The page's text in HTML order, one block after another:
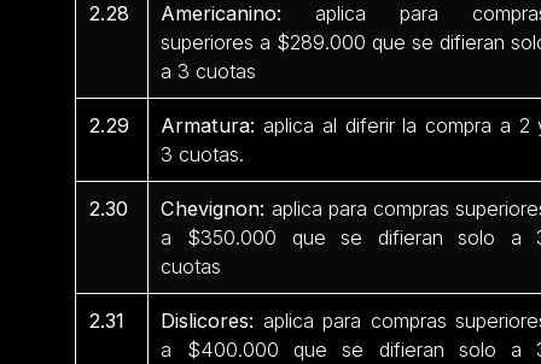
2.28 Americanino: aplica para
superiores a $289.000 que se difieran
a 3 cuotas
2.29 Armatura: aplica al diferir la compra a 2
3 cuotas.
2.30 Chevignon: aplica para compras
a $350.000 que se difieran solo a
cuotas
2.31 Dislicores: aplica para compras
a $400.000 que se difieran solo a